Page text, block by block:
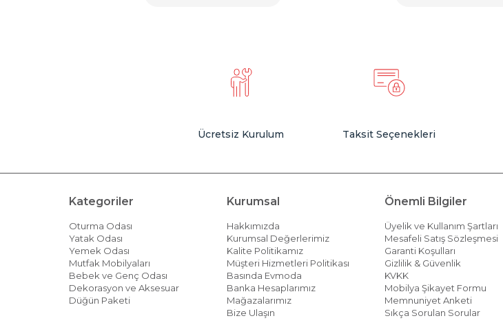
Ücretsiz Kurulum Taksit Seçenekleri
Kategoriler
Oturma Odası
Yatak Odası
Yemek Odası
Mutfak Mobilyaları
Bebek ve Genç Odası
Dekorasyon ve Aksesuar
Düğün Paketi
Kurumsal
Hakkımızda
Kurumsal Değerlerimiz
Kalite Politikamız
Müşteri Hizmetleri Politikası
Basında Evmoda
Banka Hesaplarımız
Mağazalarımız
Bize Ulaşın
Önemli Bilgiler
Üyelik ve Kullanım Şartları
Mesafeli Satış Sözleşmesi
Garanti Koşulları
Gizlilik & Güvenlik
KVKK
Mobilya Şikayet Formu
Memnuniyet Anketi
Sıkça Sorulan Sorular